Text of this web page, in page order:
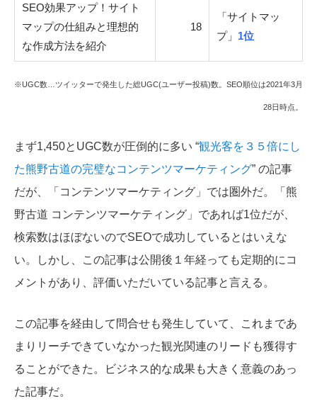
SEO効果アップ！サイト
マップの仕組みと理想的
な作成方法を紹介
18
「サイトマッ
プ」 1位
※UGC数…ツイッターで発生した総UGC(ユーザー投稿)数。SEO順位は2021年3月
28日時点。
まず1,450とUGC数が圧倒的に多い “観光客を３５倍にし
た熊野古道の完璧なコンテンツマーケティング” の記事
だが、「コンテンツマーケティング」では圏外だ。「熊
野古道 コンテンツマーケティング」であれば1位だが、
検索数はほぼないのでSEOで成功しているとはいえな
い。しかし、この記事は公開後１年経っても定期的にコ
メントがあり、評価いただいている記事と言える。
この記事を経由して問合せも発生していて、これまであ
まりリーチできていなかった観光関連のリードも獲得す
ることができた。ビジネス的な成果も大きく意義のあっ
た記事だ。